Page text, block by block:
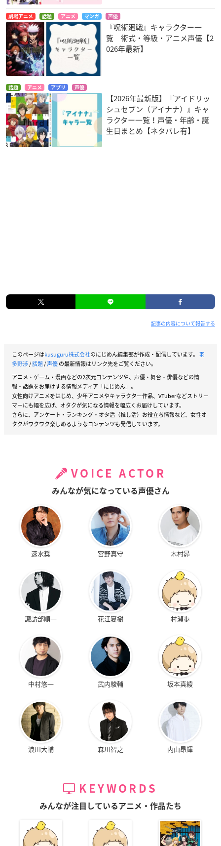
劇場アニメ 話題 アニメ マンガ 声優
『呪術廻戦』キャラクター一
覧 術式・等級・アニメ声優【2
026年最新】
話題 アニメ アプリ 声優
【2026年最新版】『アイドリッ
シュセブン（アイナナ）』キャ
ラクター一覧！声優・年齢・誕
生日まとめ【ネタバレ有】
記事の内容について報告する
このページはkusuguru株式会社のにじめん編集部が作成・配信しています。 羽
多野渉/話題/声優の最新情報はリンク先をご覧ください。
アニメ・ゲーム・漫画などの2次元コンテンツや、声優・舞台・俳優などの情
報・話題をお届けする情報メディア「にじめん」。
女性向けアニメをはじめ、少年アニメやキャラクター作品、VTuberなどストリー
マーにも幅を広げ、オタクが気になる情報を幅広くお届けしています。
さらに、アンケート・ランキング・オタ活（推し活）お役立ち情報など、女性オ
タクがワクワク楽しめるようなコンテンツも発信しています。
VOICE ACTOR
みんなが気になっている声優さん
速水奨 宮野真守 木村昴
諏訪部順一 花江夏樹 村瀬歩
中村悠一 武内駿輔 坂本真綾
浪川大輔 森川智之 内山昂輝
KEYWORDS
みんなが注目しているアニメ・作品たち